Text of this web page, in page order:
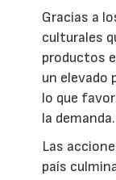
Gracias a
culturales
productos
un elevado
lo que
la demanda.
Las
país